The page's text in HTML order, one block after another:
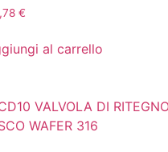
€
al carrello